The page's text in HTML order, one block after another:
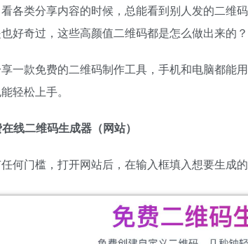
各类分享内容的时候，总能看到别人发的二维
好奇过，这些高颜值二维码都是怎么做出来的？
一款免费的二维码制作工具，手机和电脑都能
轻松上手。
线二维码生成器（网站）
何门槛，打开网站后，在输入框填入想要生成